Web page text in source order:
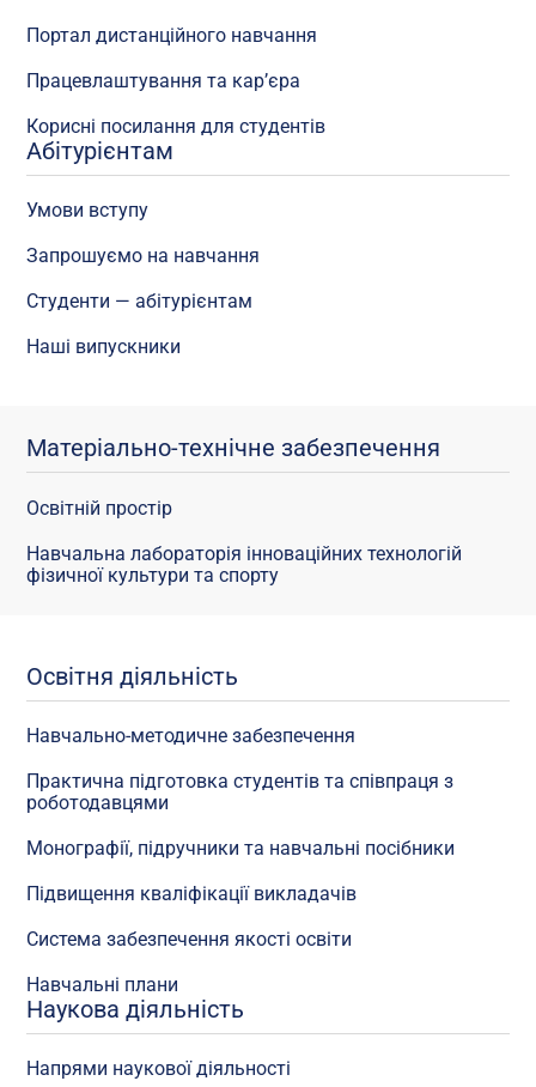
Портал дистанційного навчання
Працевлаштування та кар’єра
Корисні посилання для студентів
Абітурієнтам
Умови вступу
Запрошуємо на навчання
Студенти — абітурієнтам
Наші випускники
Матеріально-технічне забезпечення
Освітній простір
Навчальна лабораторія інноваційних технологій
фізичної культури та спорту
Освітня діяльність
Навчально-методичне забезпечення
Практична підготовка студентів та співпраця з
роботодавцями
Монографії, підручники та навчальні посібники
Підвищення кваліфікації викладачів
Система забезпечення якості освіти
Навчальні плани
Наукова діяльність
Напрями наукової діяльності